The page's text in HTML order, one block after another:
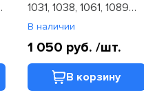
1031, 1038, 1061, 1089
ISF, 1088, 1108, 1128, 1126
В наличии
1 050 руб. /шт.
В корзину